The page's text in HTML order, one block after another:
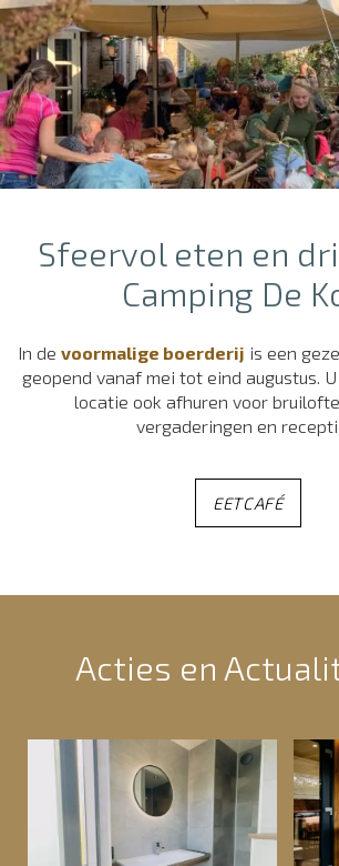
Sfeervol eten en
Camping De
In de voormalige boerderij is een
geopend vanaf mei tot eind augustus.
locatie ook afhuren voor
vergaderingen en
EETCAFÉ
Acties en